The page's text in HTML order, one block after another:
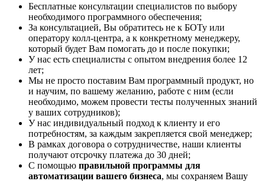
Бесплатные консультации специалистов по выбору
необходимого программного обеспечения;
За консультацией, Вы обратитесь не к БОТу или
оператору колл-центра, а к конкретному менеджеру,
который будет Вам помогать до и после покупки;
У нас есть специалисты с опытом внедрения более 12
лет;
Мы не просто поставим Вам программный продукт, но
и научим, по вашему желанию, работе с ним (если
необходимо, можем провести тесты полученных знаний
у ваших сотрудников);
У нас индивидуальный подход к клиенту и его
потребностям, за каждым закрепляется свой менеджер;
В рамках договора о сотрудничестве, наши клиенты
получают отсрочку платежа до 30 дней;
С помощью правильной программы для
автоматизации вашего бизнеса, мы сохраняем Вашу